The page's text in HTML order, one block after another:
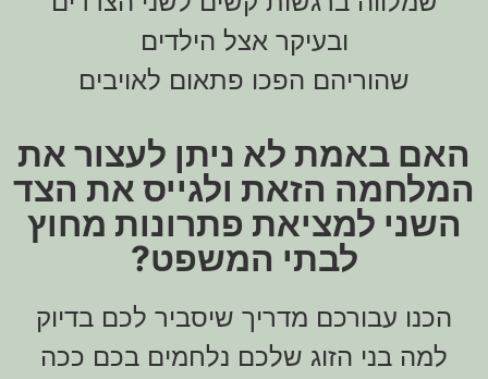
ובעיקר אצל הילדים
שהוריהם הפכו פתאום לאויבים
האם באמת לא ניתן לעצור את
המלחמה הזאת ולגייס את הצד
השני למציאת פתרונות מחוץ
לבתי המשפט?
הכנו עבורכם מדריך שיסביר לכם בדיוק
למה בני הזוג שלכם נלחמים בכם ככה